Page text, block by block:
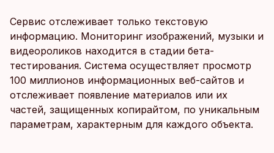
Сервис отслеживает только текстовую
информацию. Мониторинг изображений, музыки и
видеороликов находится в стадии бета-
тестирования. Система осуществляет просмотр
100 миллионов информационных веб-сайтов и
отслеживает появление материалов или их
частей, защищенных копирайтом, по уникальным
параметрам, характерным для каждого объекта.